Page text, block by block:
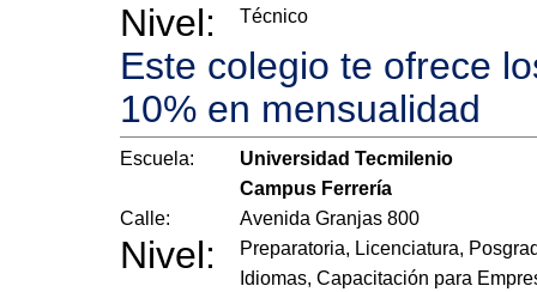
Nivel: Técnico
Este colegio te ofrece
10% en mensualidad
Escuela:
Universidad Tecmilenio
Campus Ferrería
Calle:
Avenida Granjas 800
Nivel:
Preparatoria, Licenciatura,
Idiomas, Capacitación para